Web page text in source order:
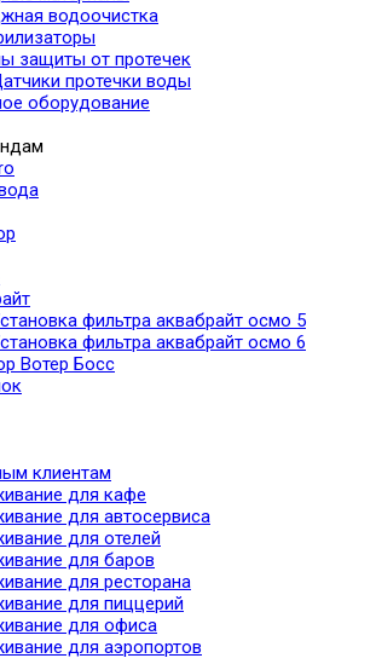
водоочистка
защиты от протечек
протечки воды
оборудование
фильтра аквабрайт осмо 5
фильтра аквабрайт осмо 6
Вотер Босс
клиентам
для кафе
для автосервиса
для отелей
для баров
для ресторана
для пиццерий
для офиса
для аэропортов